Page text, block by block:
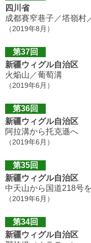
四川省
成都賽窄巷子／塔嶺村
（2019年8月）
第37回
新疆ウィグル自治区
火焔山／葡萄溝
（2019年6月）
第36回
新疆ウィグル自治区
阿拉溝から托克遜へ
（2019年6月）
第35回
新疆ウィグル自治区
中天山から国道218号
（2019年6月）
第34回
新疆ウィグル自治区